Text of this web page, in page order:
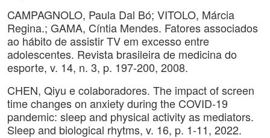
CAMPAGNOLO, Paula Dal Bó; VITOLO, Márcia
Regina.; GAMA, Cíntia Mendes. Fatores associados
ao hábito de assistir TV em excesso entre
adolescentes. Revista brasileira de medicina do
esporte, v. 14, n. 3, p. 197-200, 2008.
CHEN, Qiyu e colaboradores. The impact of screen
time changes on anxiety during the COVID-19
pandemic: sleep and physical activity as mediators.
Sleep and biological rhytms, v. 16, p. 1-11, 2022.